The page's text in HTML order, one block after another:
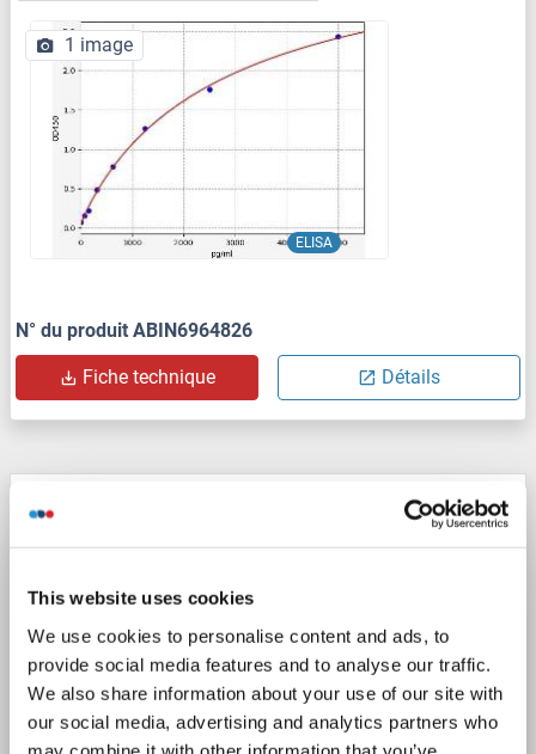
This website uses cookies
We use cookies to personalise content and ads, to
provide social media features and to analyse our traffic.
We also share information about your use of our site with
our social media, advertising and analytics partners who
ELISA
1 image
N° du produit ABIN6964826
Fiche technique Détails
ANG Kit ELISA
ANG Reactivité: Souris Colorimetric
Sandwich ELISA
1 image